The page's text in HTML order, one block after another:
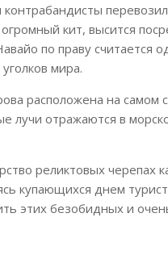
кит, высится
по праву считается
мира.
расположена на
лучи отражаются в
реликтовых черепах
купающихся днем
этих безобидных и